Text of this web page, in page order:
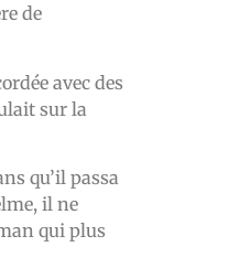
de
avec des
sur la
qu’il passa
il ne
qui plus